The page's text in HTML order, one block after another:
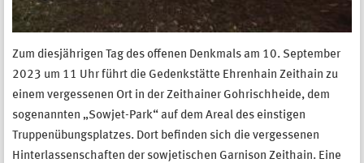
Zum diesjährigen Tag des offenen Denkmals am 10. September
2023 um 11 Uhr führt die Gedenkstätte Ehrenhain Zeithain zu
einem vergessenen Ort in der Zeithainer Gohrischheide, dem
sogenannten „Sowjet-Park“ auf dem Areal des einstigen
Truppenübungsplatzes. Dort befinden sich die vergessenen
Hinterlassenschaften der sowjetischen Garnison Zeithain. Eine